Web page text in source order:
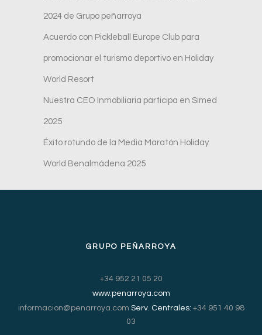
2024 de Grupo peñarroya
Acuerdo con Pickleball Europe Club para
promocionar el turismo deportivo en Holiday
World Resort
Nuestra CEO Inmobiliaria participa en Simed
2025
Éxito rotundo de la Media Maratón Holiday
World Benalmádena 2025
GRUPO PEÑARROYA
+34 952 21 05 20
www.penarroya.com
informacion@penarroya.com Serv. Centrales: +34 951 40 98
03